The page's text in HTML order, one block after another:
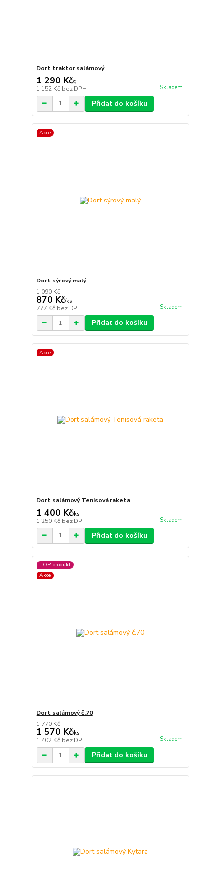
Dort traktor salámový
1 290 Kč/g
1 152 Kč bez DPH Skladem
Přidat do košíku
Akce
Dort sýrový malý
1 090 Kč
870 Kč/ks
777 Kč bez DPH Skladem
Přidat do košíku
Akce
Dort salámový Tenisová raketa
1 400 Kč/ks
1 250 Kč bez DPH Skladem
Přidat do košíku
TOP produkt
Akce
Dort salámový č.70
1 770 Kč
1 570 Kč/ks
1 402 Kč bez DPH Skladem
Přidat do košíku